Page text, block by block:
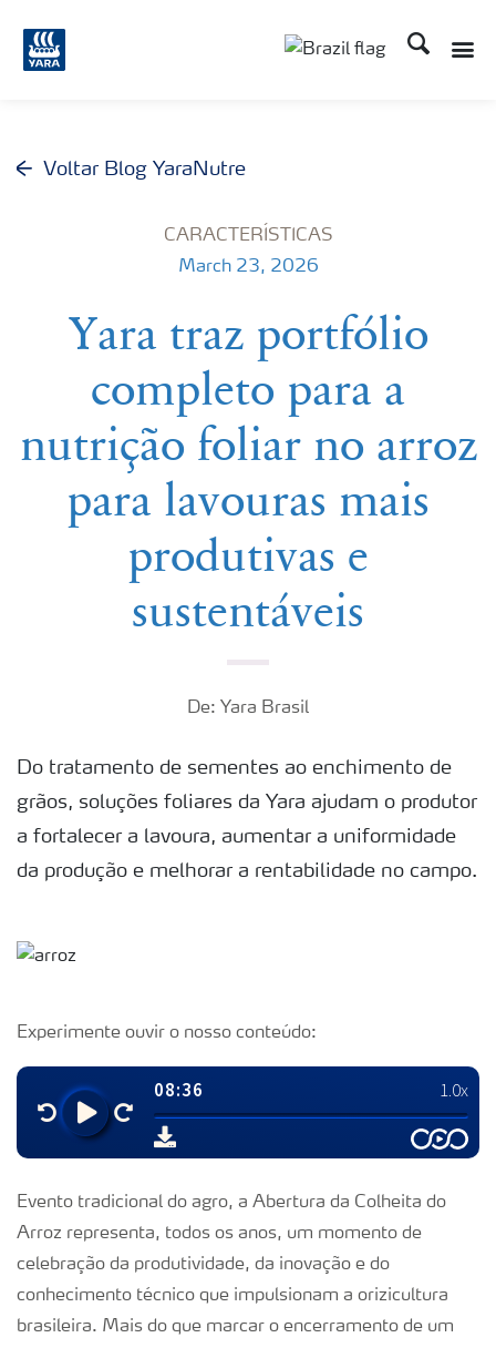
Busca
Voltar Blog YaraNutre
CARACTERÍSTICAS
March 23, 2026
Yara traz portfólio
completo para a
nutrição foliar no arroz
para lavouras mais
produtivas e
sustentáveis
De: Yara Brasil
Do tratamento de sementes ao enchimento de
grãos, soluções foliares da Yara ajudam o produtor
a fortalecer a lavoura, aumentar a uniformidade
da produção e melhorar a rentabilidade no campo.
Experimente ouvir o nosso conteúdo:
Evento tradicional do agro, a Abertura da Colheita do
Arroz representa, todos os anos, um momento de
celebração da produtividade, da inovação e do
conhecimento técnico que impulsionam a orizicultura
brasileira. Mais do que marcar o encerramento de um